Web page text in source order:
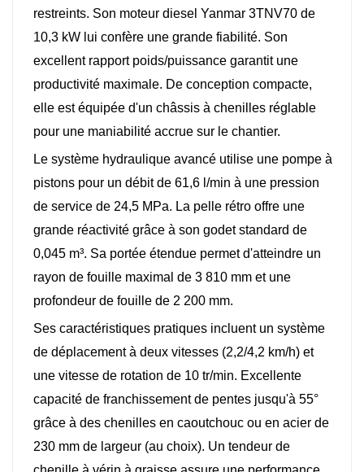
restreints. Son moteur diesel Yanmar 3TNV70 de
10,3 kW lui confère une grande fiabilité. Son
excellent rapport poids/puissance garantit une
productivité maximale. De conception compacte,
elle est équipée d'un châssis à chenilles réglable
pour une maniabilité accrue sur le chantier.
Le système hydraulique avancé utilise une pompe à
pistons pour un débit de 61,6 l/min à une pression
de service de 24,5 MPa. La pelle rétro offre une
grande réactivité grâce à son godet standard de
0,045 m³. Sa portée étendue permet d'atteindre un
rayon de fouille maximal de 3 810 mm et une
profondeur de fouille de 2 200 mm.
Ses caractéristiques pratiques incluent un système
de déplacement à deux vitesses (2,2/4,2 km/h) et
une vitesse de rotation de 10 tr/min. Excellente
capacité de franchissement de pentes jusqu'à 55°
grâce à des chenilles en caoutchouc ou en acier de
230 mm de largeur (au choix). Un tendeur de